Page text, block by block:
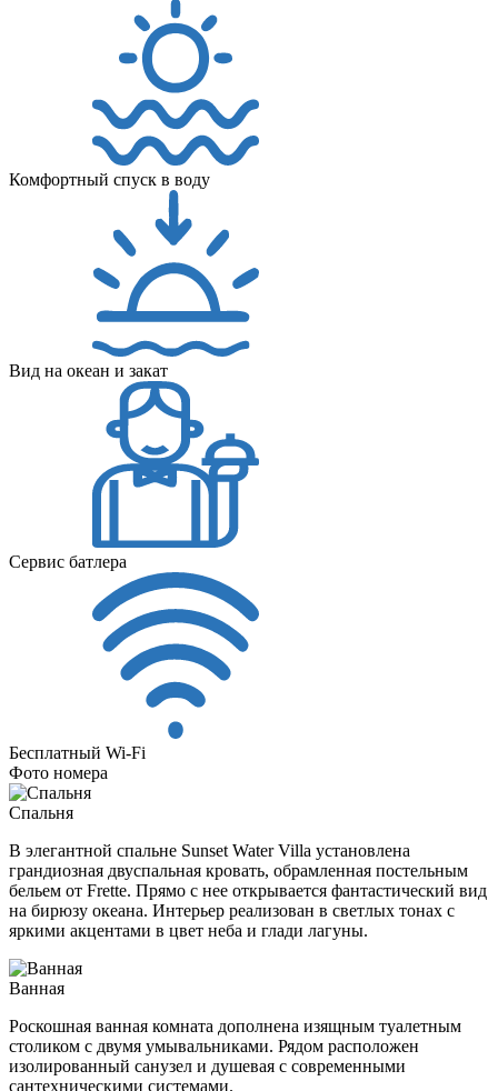
Комфортный спуск в воду
Вид на океан и закат
Сервис батлера
Бесплатный Wi-Fi
Фото номера
Спальня
В элегантной спальне Sunset Water Villa установлена
грандиозная двуспальная кровать, обрамленная постельным
бельем от Frette. Прямо с нее открывается фантастический вид
на бирюзу океана. Интерьер реализован в светлых тонах с
яркими акцентами в цвет неба и глади лагуны.
Ванная
Роскошная ванная комната дополнена изящным туалетным
столиком с двумя умывальниками. Рядом расположен
изолированный санузел и душевая с современными
сантехническими системами.